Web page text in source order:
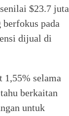
$23.7 juta
pada
dijual di
1,55% selama
berkaitan
untuk